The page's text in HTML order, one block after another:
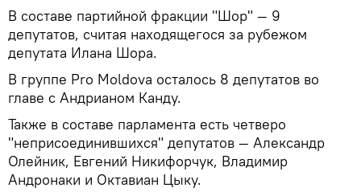
В составе партийной фракции "Шор" — 9
депутатов, считая находящегося за рубежом
депутата Илана Шора.
В группе Pro Moldova осталось 8 депутатов во
главе с Андрианом Канду.
Также в составе парламента есть четверо
"неприсоединившихся" депутатов — Александр
Олейник, Евгений Никифорчук, Владимир
Андронаки и Октавиан Цыку.